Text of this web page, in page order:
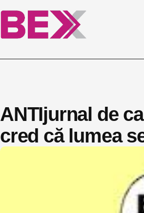
ANTIjurnal de
cred că lumea